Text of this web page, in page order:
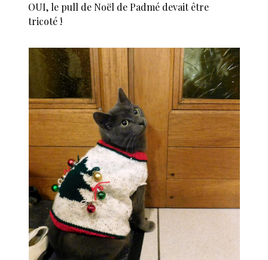
OUI, le pull de Noël de Padmé devait être
tricoté !